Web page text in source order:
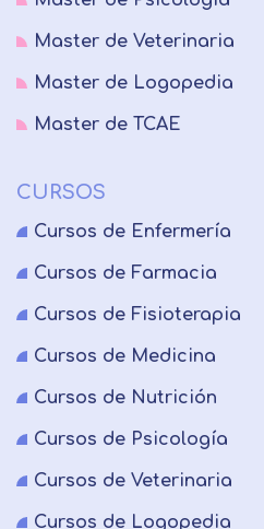
Master de Veterinaria
Master de Logopedia
Master de TCAE
CURSOS
Cursos de Enfermería
Cursos de Farmacia
Cursos de Fisioterapia
Cursos de Medicina
Cursos de Nutrición
Cursos de Psicología
Cursos de Veterinaria
Cursos de Logopedia